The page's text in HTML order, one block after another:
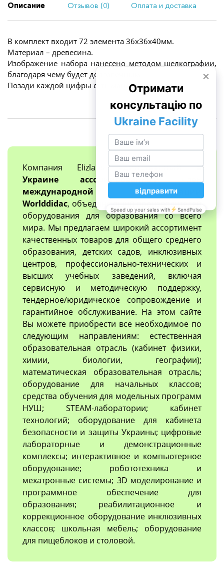
Описание Отзывов (0) Оплата и доставка
В комплект входит 72 элемента 36х36х40мм.
Материал – древесина.
Изображение набора нанесено методом шелкографии,
благодаря чему будет долговечным.
Позади каждой цифры есть магнит.
Компания Elizlabsединственный в
Украине ассоциированный член
международной организации
Worlddidac, объединяющий производителей
оборудования для образования со всего
мира. Мы предлагаем широкий ассортимент
качественных товаров для общего среднего
образования, детских садов, инклюзивных
центров, профессионально-технических и
высших учебных заведений, включая
сервисную и методическую поддержку,
тендерное/юридическое сопровождение и
гарантийное обслуживание. На этом сайте
Вы можете приобрести все необходимое по
следующим направлениям: естественная
образовательная отрасль (кабинет физики,
химии, биологии, географии);
математическая образовательная отрасль;
оборудование для начальных классов;
средства обучения для модельных программ
НУШ; STEAM-лаборатории; кабинет
технологий; оборудование для кабинета
безопасности и защиты Украины; цифровые
лабораторные и демонстрационные
комплексы; интерактивное и компьютерное
оборудование; робототехника и
мехатронные системы; 3D моделирование и
программное обеспечение для
образования; реабилитационное и
коррекционное оборудование инклюзивных
классов; школьная мебель; оборудование
для пищеблоков и столовой.